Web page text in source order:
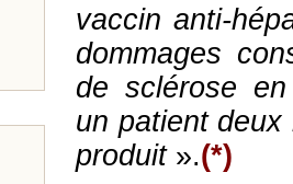
vaccin anti-
dommages
de sclérose
un patient deux
produit».(*)